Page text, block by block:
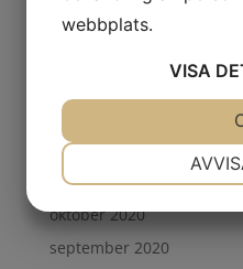
februari 2022
april 2021
februari 2021
november 2020
oktober 2020
september 2020
webbplats.
VISA